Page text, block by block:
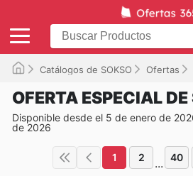
Catálogos de SOKSO Ofertas
OFERTA ESPECIAL
Disponible desde el 5 de enero de
de 2026
1 2 ... 40